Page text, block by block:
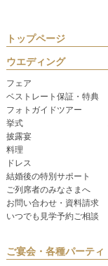
トップページ
ウエディング
フェア
ベストレート保証・特典
フォトガイドツアー
挙式
披露宴
料理
ドレス
結婚後の特別サポート
ご列席者のみなさまへ
お問い合わせ・資料請求
いつでも見学予約ご相談
ご宴会・各種パーティ